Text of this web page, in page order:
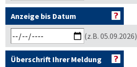
Anzeige bis Datum
(z.B. 05.09.2026)
Überschrift Ihrer Meldung